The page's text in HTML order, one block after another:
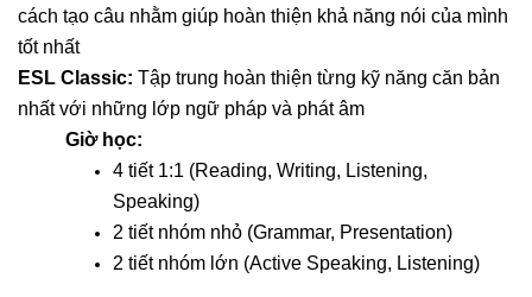
cách tạo câu nhằm giúp hoàn thiện khả năng nói của mình
tốt nhất
ESL Classic: Tập trung hoàn thiện từng kỹ năng căn bản
nhất với những lớp ngữ pháp và phát âm
Giờ học:
4 tiết 1:1 (Reading, Writing, Listening,
Speaking)
2 tiết nhóm nhỏ (Grammar, Presentation)
2 tiết nhóm lớn (Active Speaking, Listening)